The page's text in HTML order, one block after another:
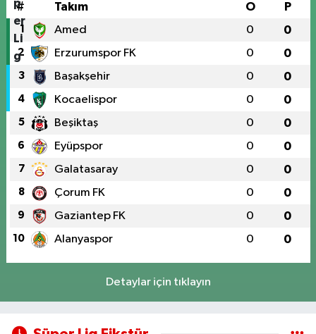
# Takım O P
1 Amed 0 0
2 Erzurumspor FK 0 0
3 Başakşehir 0 0
4 Kocaelispor 0 0
5 Beşiktaş 0 0
6 Eyüpspor 0 0
7 Galatasaray 0 0
8 Çorum FK 0 0
9 Gaziantep FK 0 0
10 Alanyaspor 0 0
Detaylar için tıklayın